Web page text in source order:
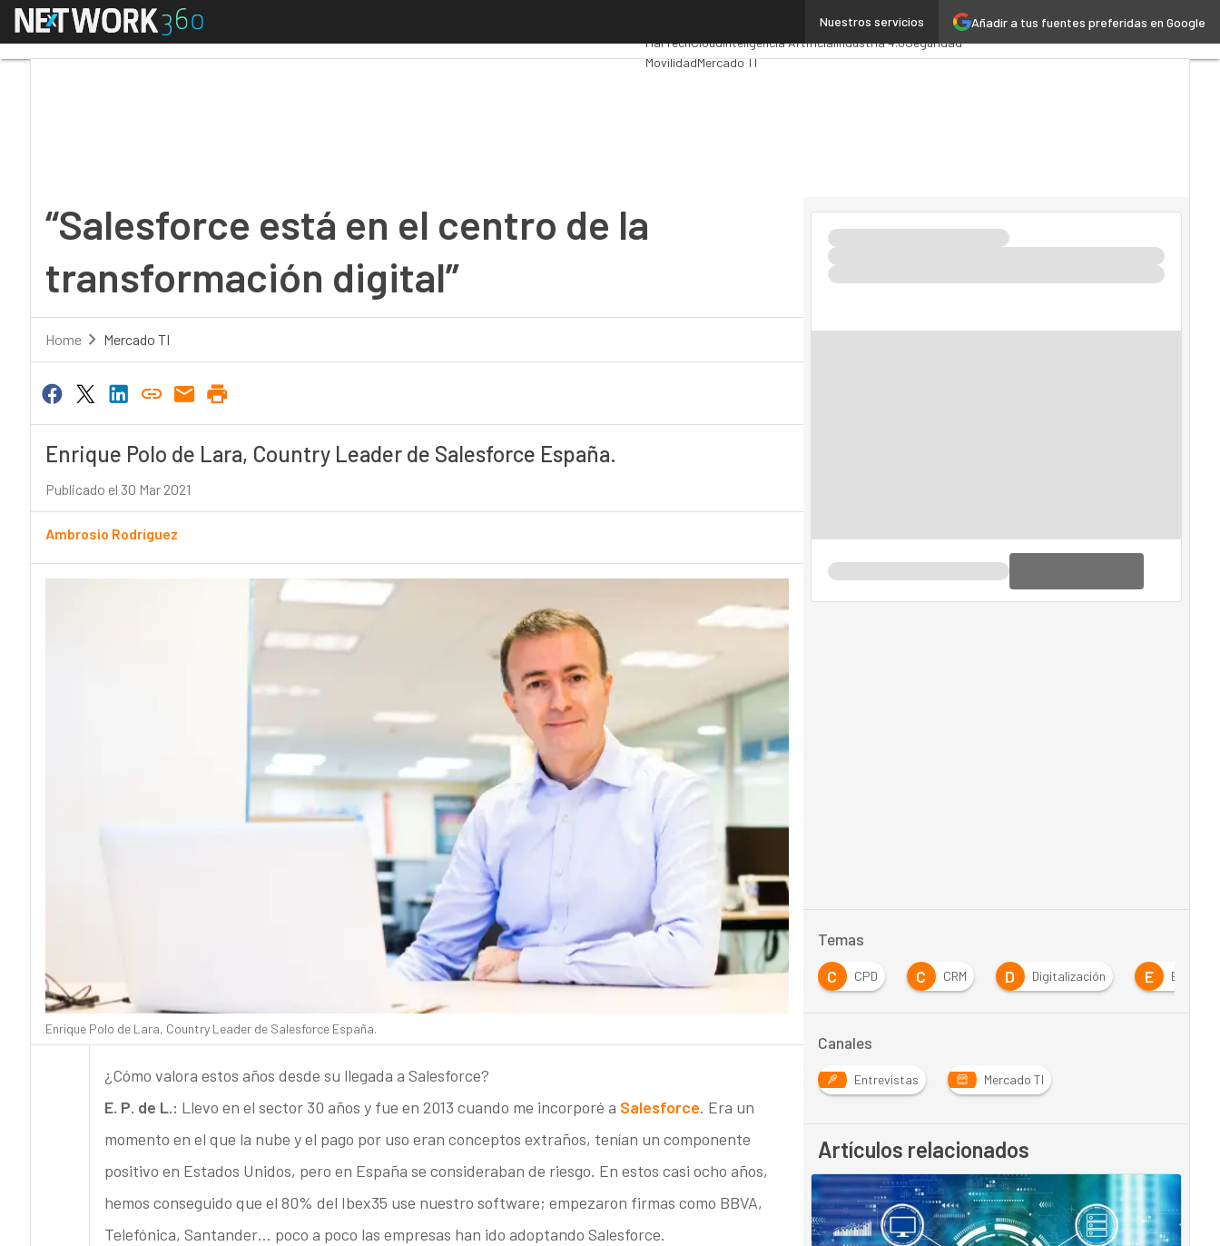
Añadir a tus fuentes preferidas en Google
Nuestros servicios
Menú
Administración Pública
MarTechCloudInteligencia ArtificialIndustria 4.0Seguridad
MovilidadMercado TI
“Salesforce está en el centro de la
transformación digital”
Home Mercado TI
Enrique Polo de Lara, Country Leader de Salesforce España.
Publicado el 30 Mar 2021
Ambrosio Rodríguez
Enrique Polo de Lara, Country Leader de Salesforce España.
¿Cómo valora estos años desde su llegada a Salesforce?
E. P. de L.: Llevo en el sector 30 años y fue en 2013 cuando me incorporé a Salesforce. Era un
momento en el que la nube y el pago por uso eran conceptos extraños, tenían un componente
positivo en Estados Unidos, pero en España se consideraban de riesgo. En estos casi ocho años,
hemos conseguido que el 80% del Ibex35 use nuestro software; empezaron firmas como BBVA,
Telefónica, Santander… poco a poco las empresas han ido adoptando Salesforce.
Temas
A
Acuerdos C CPD C CRM D Digitalización E Empresa
Canales
Entrevistas Mercado TI
Artículos relacionados